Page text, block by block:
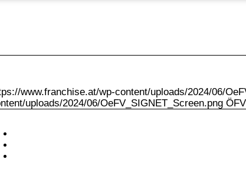
www.franchise.at/wp-content/uploads/2024/06/
uploads/2024/06/OeFV_SIGNET_Screen.png ÖFV